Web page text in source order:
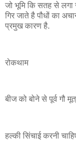
जो भूमि कि सतह से
गिर जाते है पौधों का
प्रमुख कारण है.
रोकथाम
बीज को बोने से पूर्व गौ
हल्की सिंचाई करनी